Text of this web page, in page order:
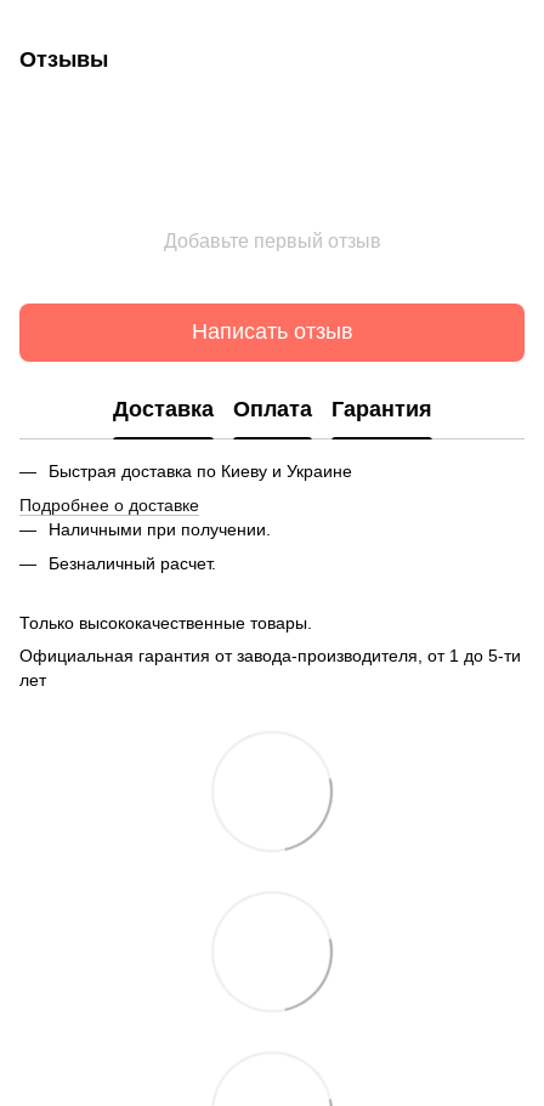
Отзывы
Добавьте первый отзыв
Написать отзыв
Доставка Оплата Гарантия
Быстрая доставка по Киеву и Украине
Подробнее о доставке
Наличными при получении.
Безналичный расчет.
Только высококачественные товары.
Официальная гарантия от завода-производителя, от 1 до 5-ти
лет